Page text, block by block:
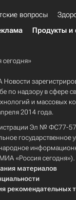
вопросы
Продукты и
Новости
по надзору в сфере
и массовых
2014 года.
Эл № ФС77-
государственное
«Россия сегодня»).
материалов
рекомендательных